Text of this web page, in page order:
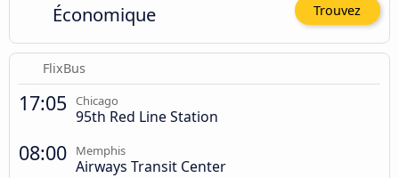
Économique Trouvez
FlixBus
17:05 Chicago
95th Red Line Station
08:00 Memphis
Airways Transit Center